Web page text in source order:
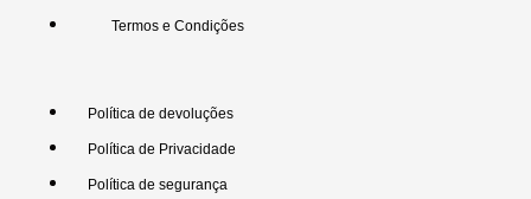
Termos e Condições
Política de devoluções
Política de Privacidade
Política de segurança